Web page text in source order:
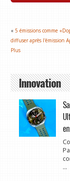
«5 émissions comme
diffuser après l'émission
Plus
Innovation
...